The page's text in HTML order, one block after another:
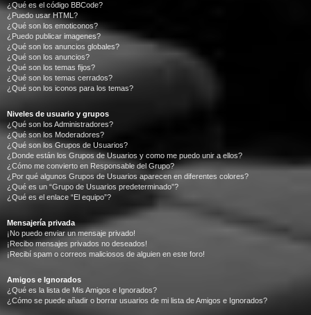
¿Qué es el código BBCode?
¿Puedo usar HTML?
¿Qué son los emoticonos?
¿Puedo publicar imagenes?
¿Qué son los anuncios globales?
¿Qué son los anuncios?
¿Qué son los temas fijos?
¿Qué son los temas cerrados?
¿Qué son los iconos para los temas?
Niveles de usuario y grupos
¿Qué son los Administradores?
¿Qué son los Moderadores?
¿Qué son los Grupos de Usuarios?
¿Donde están los Grupos de Usuarios y como me puedo unir a ellos?
¿Cómo me convierto en Responsable del Grupo?
¿Por qué algunos Grupos de Usuarios aparecen en diferentes colores?
¿Qué es un “Grupo de Usuarios predeterminado”?
¿Qué es el enlace “El equipo”?
Mensajería privada
¡No puedo enviar un mensaje privado!
¡Recibo mensajes privados no deseados!
¡Recibí spam o correos maliciosos de alguien en este foro!
Amigos e Ignorados
¿Qué es la lista de Mis Amigos e Ignorados?
¿Cómo se puede añadir o borrar usuarios de mi lista de Amigos e Ignorados?